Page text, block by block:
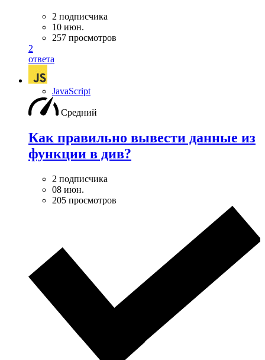
2 подписчика
10 июн.
257 просмотров
2
ответа
JavaScript
Средний
Как правильно вывести данные из
функции в див?
2 подписчика
08 июн.
205 просмотров